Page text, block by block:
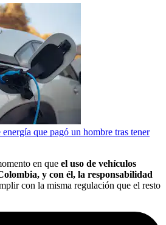
que pagó un hombre tras tener
en que el uso de vehículos
y con él, la responsabilidad
con la misma regulación que el resto